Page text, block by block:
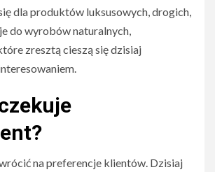
dla produktów luksusowych, drogich,
do wyrobów naturalnych,
zresztą cieszą się dzisiaj
na preferencje klientów. Dzisiaj